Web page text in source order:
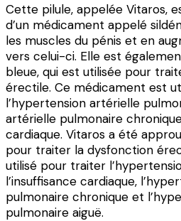
Cette pilule, appelée Vitaros,
d’un médicament appelé
les muscles du pénis et en
vers celui-ci. Elle est
bleue, qui est utilisée pour
érectile. Ce médicament est
l’hypertension artérielle
artérielle pulmonaire
cardiaque. Vitaros a été
pour traiter la dysfonction
utilisé pour traiter
l’insuffisance cardiaque,
pulmonaire chronique et
pulmonaire aiguë.